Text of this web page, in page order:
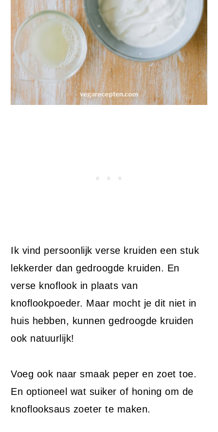
Ik vind persoonlijk verse kruiden een stuk
lekkerder dan gedroogde kruiden. En
verse knoflook in plaats van
knoflookpoeder. Maar mocht je dit niet in
huis hebben, kunnen gedroogde kruiden
ook natuurlijk!
Voeg ook naar smaak peper en zoet toe.
En optioneel wat suiker of honing om de
knoflooksaus zoeter te maken.